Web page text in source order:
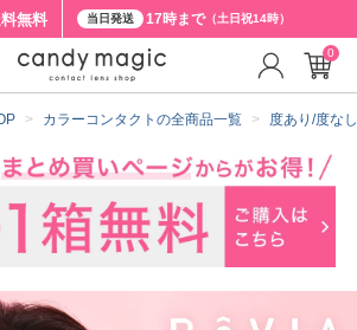
無料 当日発送 17時まで（土日祝14時）
カラーコンタクトの全商品一覧 度あり/度な
0
クーポン詳細